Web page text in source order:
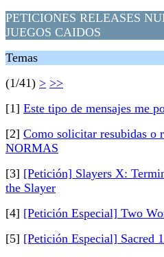
PETICIONES RELEASES
JUEGOS CAIDOS
Temas
(1/41) > >>
[1] Este tipo de mensajes me
[2] Como solicitar resubidas o
NORMAS
[3] [Petición] Slayers X:
the Slayer
[4] [Petición Especial] Two
[5] [Petición Especial] Sacred